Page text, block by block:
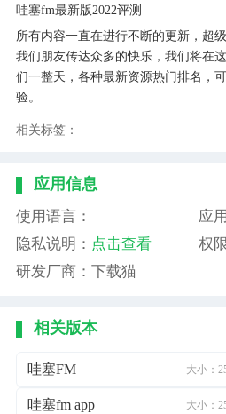
哇塞fm最新版2022评测
所有内容一直在进行不断的更新，超
我们朋友传达众多的快乐，我们将在
们一整天，各种最新资源热门排名，
验。
相关标签：
应用信息
使用语言：
应
隐私说明： 点击查看 权
研发厂商：下载猫
相关版本
哇塞FM 大小：
哇塞fm app 大小：